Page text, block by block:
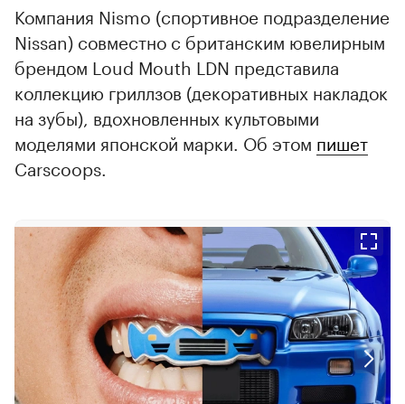
Компания Nismo (спортивное подразделение
Nissan) совместно с британским ювелирным
брендом Loud Mouth LDN представила
коллекцию гриллзов (декоративных накладок
на зубы), вдохновленных культовыми
моделями японской марки. Об этом пишет
Carscoops.